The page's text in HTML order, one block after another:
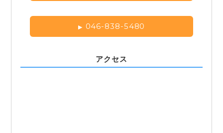
046-838-5480
アクセス